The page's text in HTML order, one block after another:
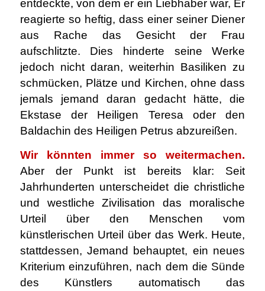
entdeckte, von dem er ein Liebhaber war, Er
reagierte so heftig, dass einer seiner Diener
aus Rache das Gesicht der Frau
aufschlitzte. Dies hinderte seine Werke
jedoch nicht daran, weiterhin Basiliken zu
schmücken, Plätze und Kirchen, ohne dass
jemals jemand daran gedacht hätte, die
Ekstase der Heiligen Teresa oder den
Baldachin des Heiligen Petrus abzureißen.
Wir könnten immer so weitermachen.
Aber der Punkt ist bereits klar: Seit
Jahrhunderten unterscheidet die christliche
und westliche Zivilisation das moralische
Urteil über den Menschen vom
künstlerischen Urteil über das Werk. Heute,
stattdessen, Jemand behauptet, ein neues
Kriterium einzuführen, nach dem die Sünde
des Künstlers automatisch das